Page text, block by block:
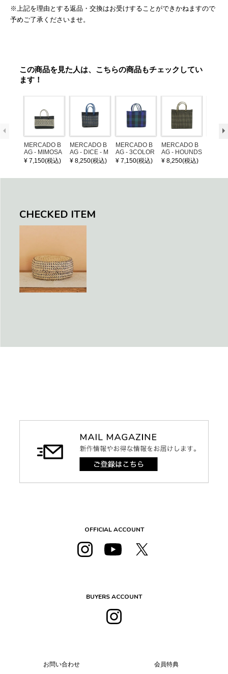
※上記を理由とする返品・交換はお受けすることができかねますので
予めご了承くださいませ。
この商品を見た人は、こちらの商品もチェックしてい
ます！
MERCADO B
AG - MIMOSA
- Black / Crea
¥ 7,150(税込)
MERCADO B
AG - DICE - M
OSAIC - Black
¥ 8,250(税込)
MERCADO B
AG - 3COLOR
S CHECK - Bl
¥ 7,150(税込)
MERCADO B
AG - HOUNDS
TOOTH - Blac
¥ 8,250(税込)
CHECKED ITEM
OFFICIAL ACCOUNT
BUYERS ACCOUNT
お問い合わせ 会員特典